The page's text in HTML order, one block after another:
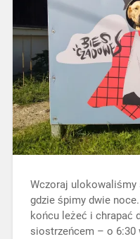
Wczoraj ulokowaliśmy
gdzie śpimy dwie
końcu leżeć i chrapać
siostrzeńcem – o 6:30